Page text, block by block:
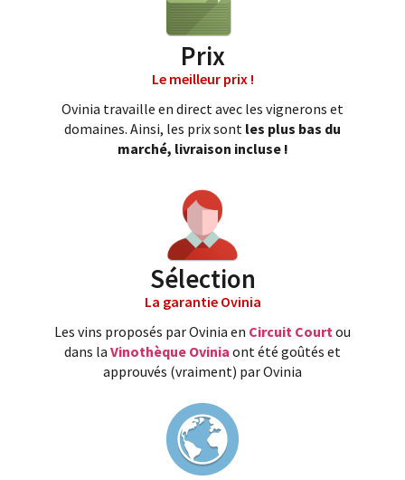
Prix
Le meilleur prix !
Ovinia travaille en direct avec les vignerons et
domaines. Ainsi, les prix sont les plus bas du
marché, livraison incluse !
Sélection
La garantie Ovinia
Les vins proposés par Ovinia en Circuit Courtou
dans la Vinothèque Ovinia ont été goûtés et
approuvés (vraiment) par Ovinia